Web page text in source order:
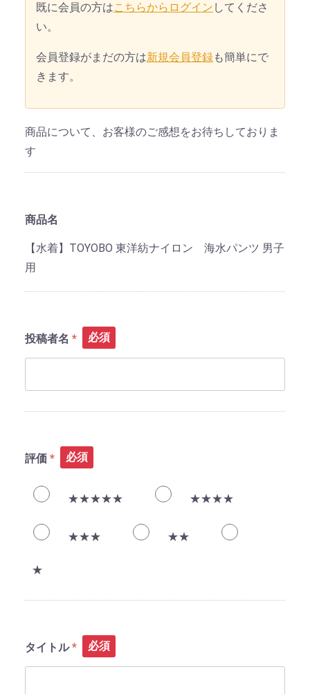
既に会員の方はこちらからログイン してくださ
い。
会員登録がまだの方は新規会員登録も簡単にで
きます。
商品について、お客様のご感想をお待ちしておりま
す
商品名
【水着】TOYOBO 東洋紡ナイロン 海水パンツ 男子
用
投稿者名 必須
評価 必須
★★★★★ ★★★★
★★★ ★★
★
タイトル 必須